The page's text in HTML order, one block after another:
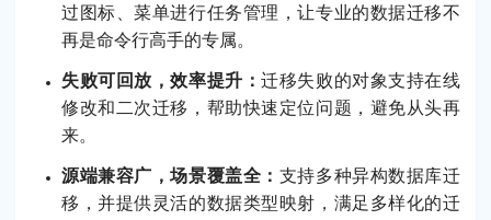
过图标、菜单进行任务管理，让专业的数据迁移不
再是命令行高手的专属。
失败可回放，效率提升：迁移失败的对象支持在线
修改和二次迁移，帮助快速定位问题，避免从头再
来。
源端兼容广，场景覆盖全： 支持多种异构数据库迁
移，并提供灵活的数据类型映射，满足多样化的迁